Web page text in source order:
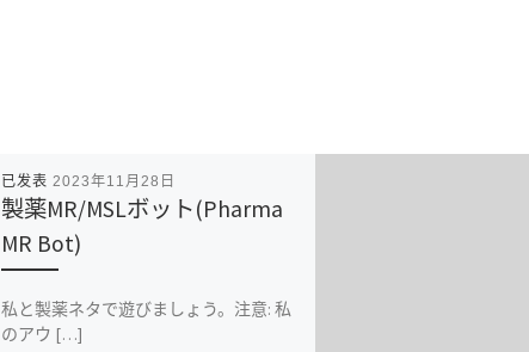
已发表 2023年11月28日
製薬MR/MSLボット(Pharma
MR Bot)
私と製薬ネタで遊びましょう。注意: 私
のアウ […]